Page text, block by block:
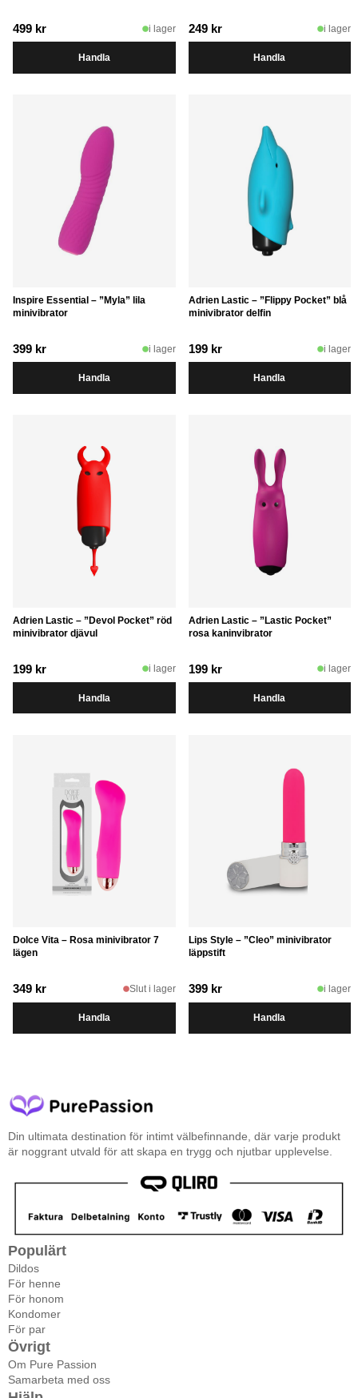
499 kr i lager
Handla
249 kr i lager
Handla
Inspire Essential – ”Myla” lila
minivibrator
399 kr i lager
Handla
Adrien Lastic – ”Flippy Pocket” blå
minivibrator delfin
199 kr i lager
Handla
Adrien Lastic – ”Devol Pocket” röd
minivibrator djävul
199 kr i lager
Handla
Adrien Lastic – ”Lastic Pocket”
rosa kaninvibrator
199 kr i lager
Handla
Dolce Vita – Rosa minivibrator 7
lägen
349 kr Slut i lager
Handla
Lips Style – ”Cleo” minivibrator
läppstift
399 kr i lager
Handla
Din ultimata destination för intimt välbefinnande, där varje produkt
är noggrant utvald för att skapa en trygg och njutbar upplevelse.
Populärt
Dildos
För henne
För honom
Kondomer
För par
Övrigt
Om Pure Passion
Samarbeta med oss